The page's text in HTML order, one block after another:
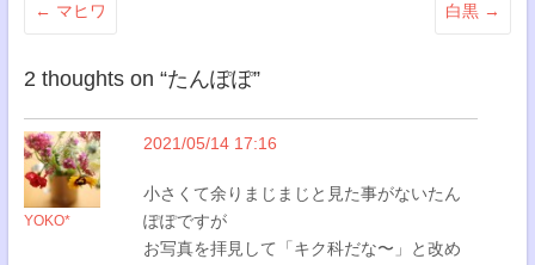
← マヒワ 白黒 →
2 thoughts on “たんぽぽ”
YOKO*
2021/05/14 17:16
小さくて余りまじまじと見た事がないたん
ぽぽですが
お写真を拝見して「キク科だな〜」と改め